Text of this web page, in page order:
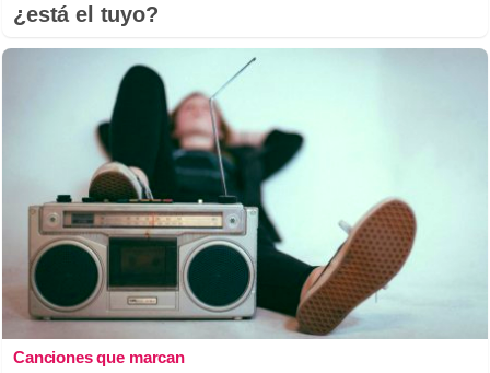
¿está el tuyo?
Canciones que marcan